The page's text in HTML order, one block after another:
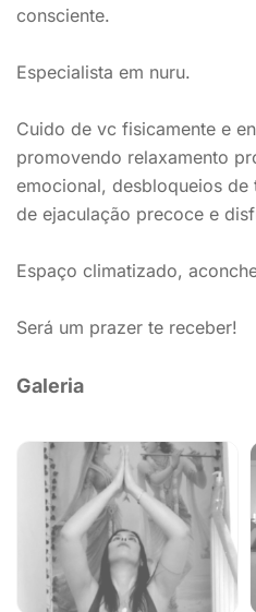
consciente.
Especialista em nuru.
Cuido de vc fisicamente e
promovendo relaxamento
emocional, desbloqueios de
de ejaculação precoce e
Espaço climatizado,
Será um prazer te receber!
Galeria